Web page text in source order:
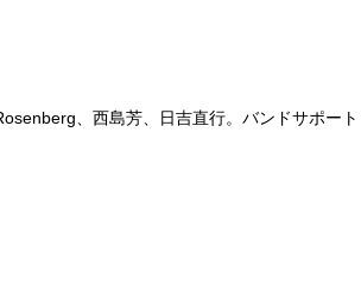
、西島芳、日吉直行。バンドサポート